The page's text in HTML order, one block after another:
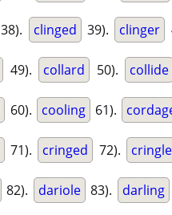
38). clinged 39). clinger
49). collard 50). collide
60). cooling 61).
71). cringed 72). cringle
82). dariole 83). darling